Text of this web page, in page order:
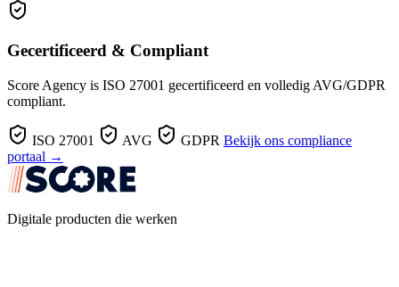
Gecertificeerd & Compliant
Score Agency is ISO 27001 gecertificeerd en volledig AVG/GDPR
compliant.
ISO 27001 AVG GDPR Bekijk ons compliance
portaal →
Digitale producten die werken